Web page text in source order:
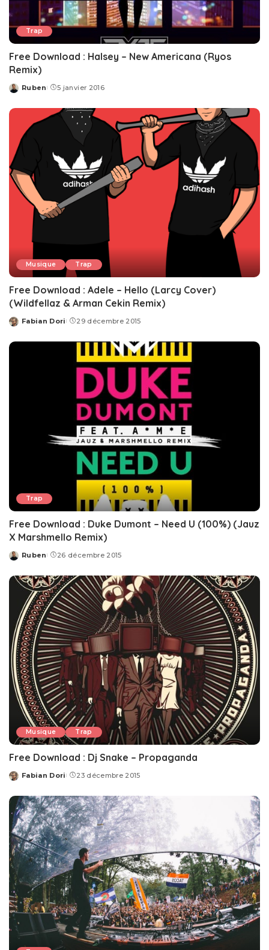
Trap
Free Download : Halsey – New Americana (Ryos
Remix)
Posted
Ruben 5 janvier 2016
Musique Trap
Free Download : Adele – Hello (Larcy Cover)
(Wildfellaz & Arman Cekin Remix)
Posted
Fabian Dori 29 décembre 2015
Trap
Free Download : Duke Dumont – Need U (100%) (Jauz
X Marshmello Remix)
Posted
Ruben 26 décembre 2015
Musique Trap
Free Download : Dj Snake – Propaganda
Posted
Fabian Dori 23 décembre 2015